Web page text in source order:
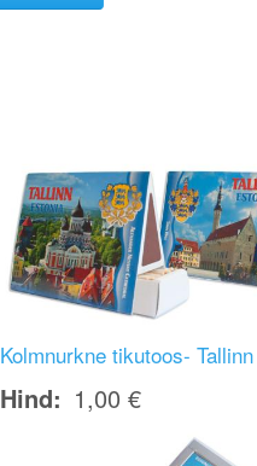
Kolmnurkne tikutoos- Tallinn
Hind 1,00 €